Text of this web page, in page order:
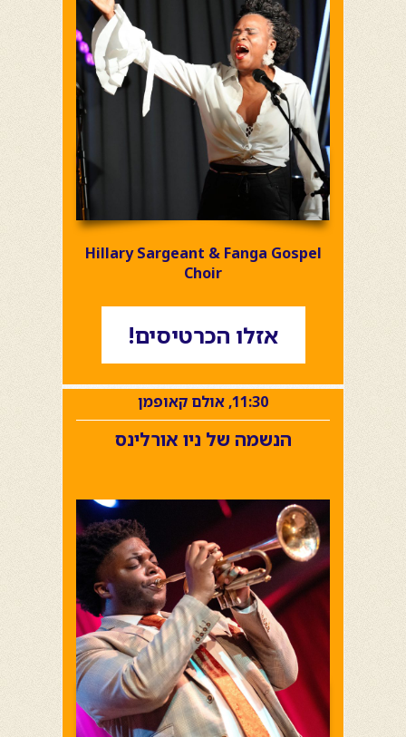
Hillary Sargeant & Fanga Gospel
Choir
אזלו הכרטיסים!
11:30, אולם קאופמן
הנשמה של ניו אורלינס